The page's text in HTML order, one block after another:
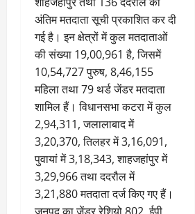
अंतिम मतदाता सूची प्रकाशित कर दी
गई है। इन क्षेत्रों में कुल मतदाताओं
की संख्या 19,00,961 है, जिसमें
10,54,727 पुरुष, 8,46,155
महिला तथा 79 थर्ड जेंडर मतदाता
शामिल हैं। विधानसभा कटरा में कुल
2,94,311, जलालाबाद में
3,20,370, तिलहर में 3,16,091,
पुवायां में 3,18,343, शाहजहांपुर में
3,29,966 तथा ददरौल में
3,21,880 मतदाता दर्ज किए गए हैं।